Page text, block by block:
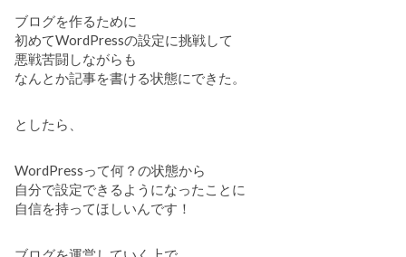
ブログを作るために
初めてWordPressの設定に挑戦して
悪戦苦闘しながらも
なんとか記事を書ける状態にできた。
としたら、
WordPressって何？の状態から
自分で設定できるようになったことに
自信を持ってほしいんです！